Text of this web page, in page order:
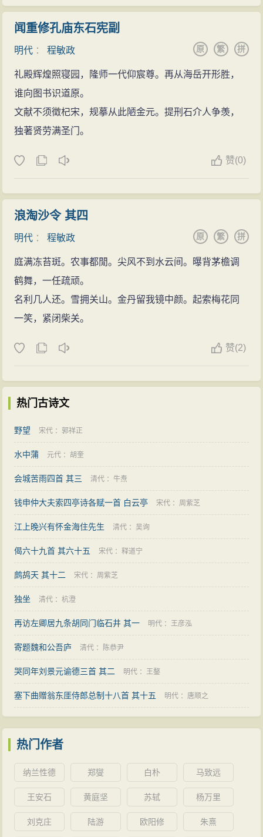
闻重修孔庙东石宪副
明代 ：程敏政 拼
繁
原
礼殿辉煌照寝园，隆师一代仰宸尊。再从海岳开形胜，
谁向图书识道原。
文献不须徵杞宋，规摹从此陋金元。提刑石介人争羡，
独著贤劳满圣门。
赞(0)
浪淘沙令 其四
明代 ：程敏政 拼
繁
原
庭满冻苔斑。农事都閒。尖风不到水云间。曝背茅檐调
鹤舞，一任疏顽。
名利几人还。雪拥关山。金丹留我镜中颜。起索梅花同
一笑，紧闭柴关。
赞(2)
热门古诗文
野望 宋代 ：郭祥正
水中蒲 元代 ：胡奎
会城苦雨四首 其三 清代 ：牛焘
钱申仲大夫索四亭诗各赋一首 白云亭 宋代 ： 周紫芝
江上晚兴有怀金海住先生 清代 ：吴询
偈六十九首 其六十五 宋代 ：释道宁
鹧鸪天 其十二 宋代 ： 周紫芝
独坐 清代 ：杭澄
再访左卿居九条胡同门临石井 其一 明代 ：王彦泓
寄题魏和公吾庐 清代 ： 陈恭尹
哭同年刘景元谕德三首 其二 明代 ：王鏊
塞下曲赠翁东厓侍郎总制十八首 其十五 明代 ： 唐顺之
热门作者
纳兰性德 郑燮 白朴 马致远
王安石 黄庭坚 苏轼 杨万里
刘克庄 陆游 欧阳修 朱熹